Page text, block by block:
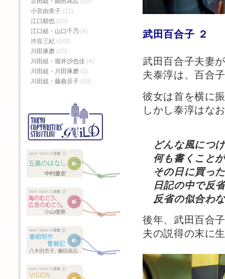
武田百合子 ２
武田百合子夫妻
夫泰淳は、百合
彼女は首を横に
しかし泰淳はな
どんな風につ
何も書くこと
その日に買っ
日記の中で反
反省の似合わ
後年、武田百合
夫の説得の末に
小宮由美子 (21)
江口順也 (15)
江口組・山口千乃 (4)
渋谷三紀 (163)
川田琢磨 (25)
川田組・堀井沙也佳 (4)
川田組・川田琢磨 (1)
川田組・藤曲旦子 (10)